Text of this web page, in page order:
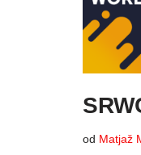
od Matjaž